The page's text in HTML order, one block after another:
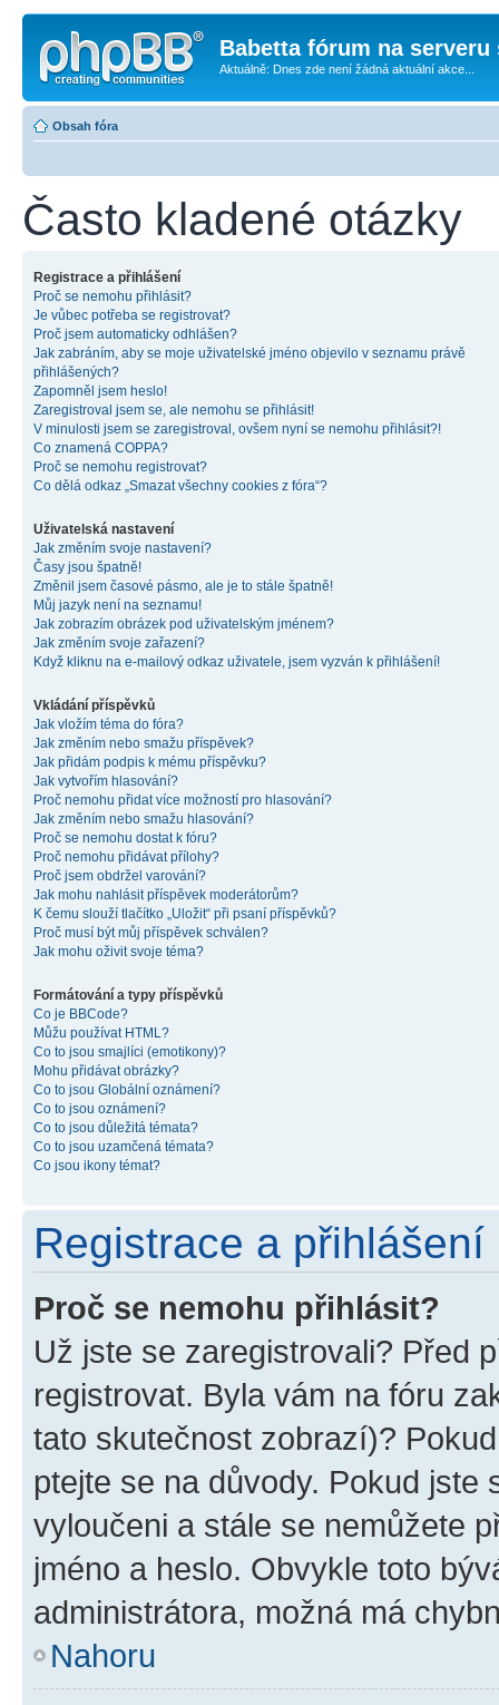
Babetta fórum na serveru
Aktuálně: Dnes zde není žádná aktuální akce...
Obsah fóra
Často kladené otázky
Registrace a přihlášení
Proč se nemohu přihlásit?
Je vůbec potřeba se registrovat?
Proč jsem automaticky odhlášen?
Jak zabráním, aby se moje uživatelské jméno objevilo v seznamu právě
přihlášených?
Zapomněl jsem heslo!
Zaregistroval jsem se, ale nemohu se přihlásit!
V minulosti jsem se zaregistroval, ovšem nyní se nemohu přihlásit?!
Co znamená COPPA?
Proč se nemohu registrovat?
Co dělá odkaz „Smazat všechny cookies z fóra“?
Uživatelská nastavení
Jak změním svoje nastavení?
Časy jsou špatně!
Změnil jsem časové pásmo, ale je to stále špatně!
Můj jazyk není na seznamu!
Jak zobrazím obrázek pod uživatelským jménem?
Jak změním svoje zařazení?
Když kliknu na e-mailový odkaz uživatele, jsem vyzván k přihlášení!
Vkládání příspěvků
Jak vložím téma do fóra?
Jak změním nebo smažu příspěvek?
Jak přidám podpis k mému příspěvku?
Jak vytvořím hlasování?
Proč nemohu přidat více možností pro hlasování?
Jak změním nebo smažu hlasování?
Proč se nemohu dostat k fóru?
Proč nemohu přidávat přílohy?
Proč jsem obdržel varování?
Jak mohu nahlásit příspěvek moderátorům?
K čemu slouží tlačítko „Uložit“ při psaní příspěvků?
Proč musí být můj příspěvek schválen?
Jak mohu oživit svoje téma?
Formátování a typy příspěvků
Co je BBCode?
Můžu používat HTML?
Co to jsou smajlíci (emotikony)?
Mohu přidávat obrázky?
Co to jsou Globální oznámení?
Co to jsou oznámení?
Co to jsou důležitá témata?
Co to jsou uzamčená témata?
Co jsou ikony témat?
Registrace a přihlášení
Proč se nemohu přihlásit?
Už jste se zaregistrovali? Před
registrovat. Byla vám na fóru
tato skutečnost zobrazí)?
ptejte se na důvody. Pokud jste
vyloučeni a stále se nemůžete
jméno a heslo. Obvykle toto
administrátora, možná má
Nahoru